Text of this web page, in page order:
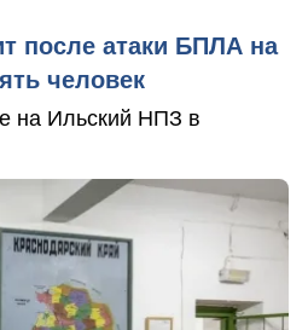
после атаки БПЛА на
человек
на Ильский НПЗ в